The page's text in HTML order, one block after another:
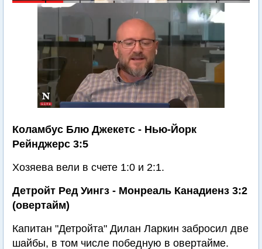
Коламбус Блю Джекетс - Нью-Йорк
Рейнджерс 3:5
Хозяева вели в счете 1:0 и 2:1.
Детройт Ред Уингз - Монреаль Канадиенз 3:2
(овертайм)
Капитан "Детройта" Дилан Ларкин забросил две
шайбы, в том числе победную в овертайме.